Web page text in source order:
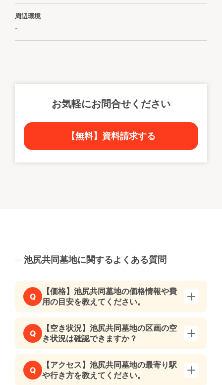
周辺環境
-
お気軽にお問合せください
【無料】資料請求する
池尻共同墓地に関するよくある質問
Q
【価格】池尻共同墓地の価格情報や費
用の目安を教えてください。
Q
【空き状況】池尻共同墓地の区画の空
き状況は確認できますか？
Q
【アクセス】池尻共同墓地の最寄り駅
や行き方を教えてください。